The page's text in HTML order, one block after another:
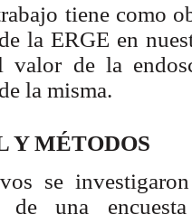
tiene como
la ERGE en
valor de la
la misma.
Y MÉTODOS
se
de una